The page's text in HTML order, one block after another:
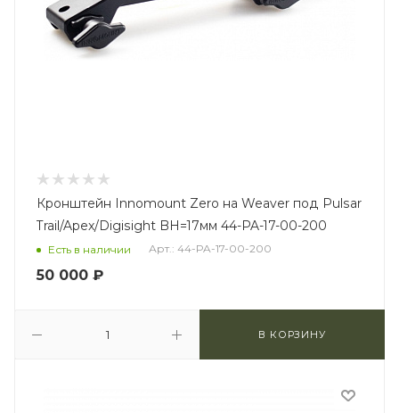
Кронштейн Innomount Zero на Weaver под Pulsar
Trail/Apex/Digisight BH=17мм 44-PA-17-00-200
Есть в наличии Арт.: 44-PA-17-00-200
50 000 ₽
В КОРЗИНУ